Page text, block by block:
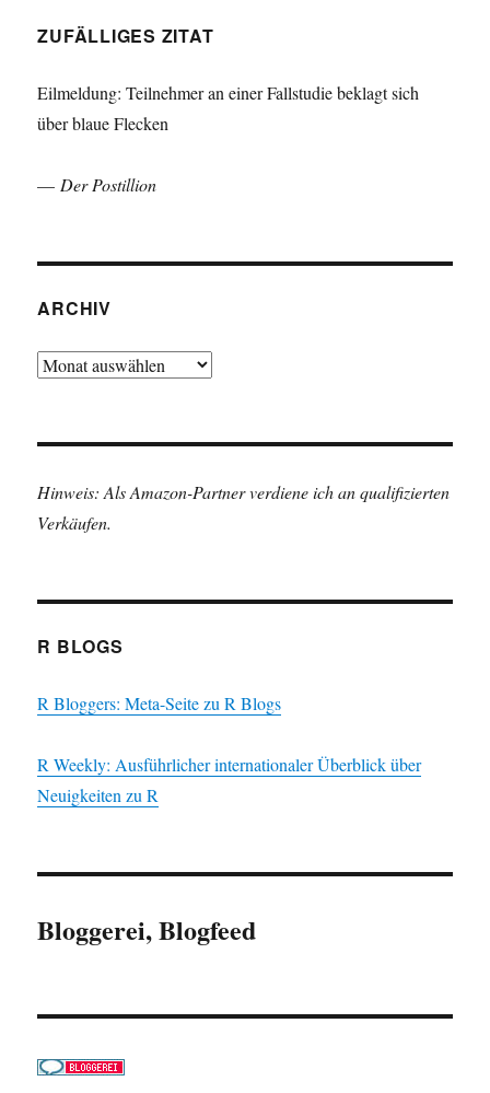
ZUFÄLLIGES ZITAT
Eilmeldung: Teilnehmer an einer Fallstudie beklagt sich
über blaue Flecken
—Der Postillion
ARCHIV
Archiv
Hinweis: Als Amazon-Partner verdiene ich an qualifizierten
Verkäufen.
R BLOGS
R Bloggers: Meta-Seite zu R Blogs
R Weekly: Ausführlicher internationaler Überblick über
Neuigkeiten zu R
Bloggerei, Blogfeed